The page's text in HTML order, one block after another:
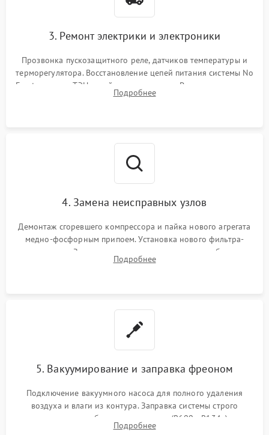
3. Ремонт электрики и электроники
Прозвонка пускозащитного реле, датчиков температуры и
терморегулятора. Восстановление цепей питания системы No
Frost, включая ТЭН оттайки и вентилятор. Ремонт или замена
платы управления при сбоях алгоритмов.
Подробнее
4. Замена неисправных узлов
Демонтаж сгоревшего компрессора и пайка нового агрегата
медно-фосфорным припоем. Установка нового фильтра-
осушителя. Замена изношенных вентиляторов обдува,
сломанных заслонок или поврежденных дверных петель.
Подробнее
5. Вакуумирование и заправка фреоном
Подключение вакуумного насоса для полного удаления
воздуха и влаги из контура. Заправка системы строго
дозированным объемом хладагента (R600a, R134a) по
электронным весам. Контроль рабочего давления в системе.
Подробнее